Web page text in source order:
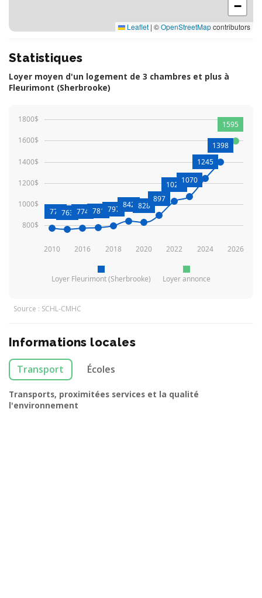
−
Leaflet | ©OpenStreetMapcontributors
Statistiques
Loyer moyen d'un logement de 3 chambres et plus à
Fleurimont (Sherbrooke)
Loyer Fleurimont (Sherbrooke) Loyer annonce
2010 2016 2018 2020 2022 2024 2026
800$
1000$
1200$
1400$
1600$
1800$
771763 774 781 797 842 828
897
1028 1070
1245
1398
1595
Source : SCHL-CMHC
Informations locales
Transport Écoles
Transports, proximitées services et la qualité
l'environnement